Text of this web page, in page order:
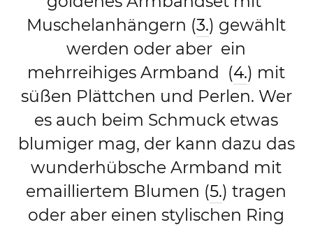
Muschelanhängern (3.) gewählt
werden oder aber ein
mehrreihiges Armband (4.) mit
süßen Plättchen und Perlen. Wer
es auch beim Schmuck etwas
blumiger mag, der kann dazu das
wunderhübsche Armband mit
emailliertem Blumen (5.) tragen
oder aber einen stylischen Ring